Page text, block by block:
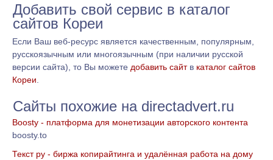
Добавить свой сервис в каталог
сайтов Кореи
Если Ваш веб-ресурс является качественным, популярным,
русскоязычным или многоязычным (при наличии русской
версии сайта), то Вы можете добавить сайтв каталог сайтов
Кореи
Сайты похожие на directadvert.ru
Boosty - платформа для монетизации авторского контента
boosty.to
Текст ру - биржа копирайтинга и удалённая работа на дому